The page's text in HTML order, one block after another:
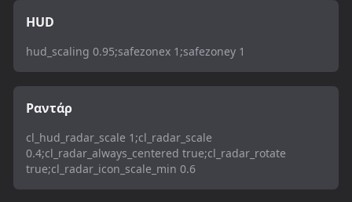
HUD
hud_scaling 0.95;safezonex 1;safezoney 1
Ραντάρ
cl_hud_radar_scale 1;cl_radar_scale
0.4;cl_radar_always_centered true;cl_radar_rotate
true;cl_radar_icon_scale_min 0.6